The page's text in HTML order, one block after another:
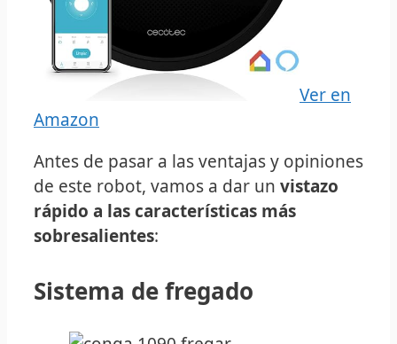
Ver en
Amazon
Antes de pasar a las ventajas y opiniones
de este robot, vamos a dar un vistazo
rápido a las características más
sobresalientes:
Sistema de fregado